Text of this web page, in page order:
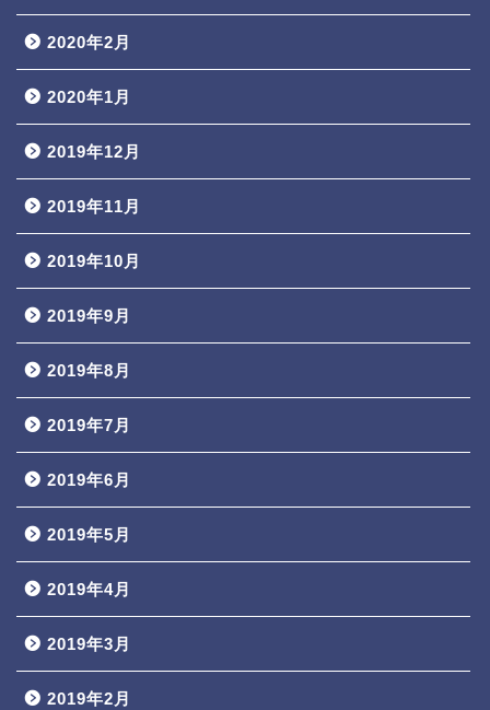
2020年2月
2020年1月
2019年12月
2019年11月
2019年10月
2019年9月
2019年8月
2019年7月
2019年6月
2019年5月
2019年4月
2019年3月
2019年2月